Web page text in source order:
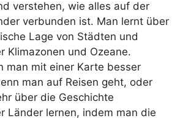
verstehen, wie alles auf der
verbunden ist. Man lernt über
Lage von Städten und
Klimazonen und Ozeane.
man mit einer Karte besser
man auf Reisen geht, oder
über die Geschichte
Länder lernen, indem man die